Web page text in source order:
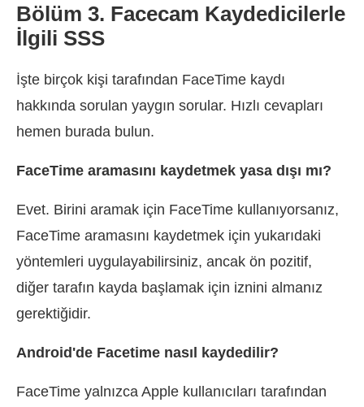
Bölüm 3. Facecam Kaydedicilerle
İlgili SSS
İşte birçok kişi tarafından FaceTime kaydı
hakkında sorulan yaygın sorular. Hızlı cevapları
hemen burada bulun.
FaceTime aramasını kaydetmek yasa dışı mı?
Evet. Birini aramak için FaceTime kullanıyorsanız,
FaceTime aramasını kaydetmek için yukarıdaki
yöntemleri uygulayabilirsiniz, ancak ön pozitif,
diğer tarafın kayda başlamak için iznini almanız
gerektiğidir.
Android'de Facetime nasıl kaydedilir?
FaceTime yalnızca Apple kullanıcıları tarafından